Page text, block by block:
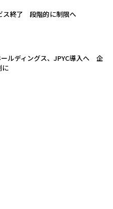
ス終了 段階的に制限へ
ルディングス、JPYC導入へ 企
に